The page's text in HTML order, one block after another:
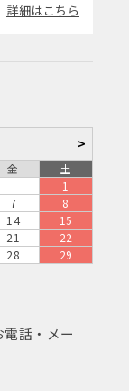
詳細はこちら
>
金
土
1
7
8
14
15
21
22
28
29
話・メー